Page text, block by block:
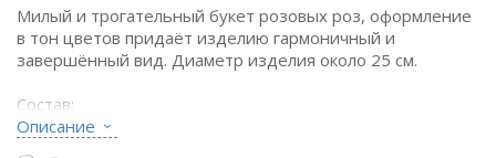
Милый и трогательный букет розовых роз, оформление
в тон цветов придаёт изделию гармоничный и
завершённый вид. Диаметр изделия около 25 см.
Состав:
- роза розовая - 15 шт
Описание